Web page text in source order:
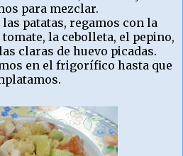
para mezclar.
patatas, regamos con la
la cebolleta, el pepino,
claras de huevo picadas.
en el frigorífico hasta que